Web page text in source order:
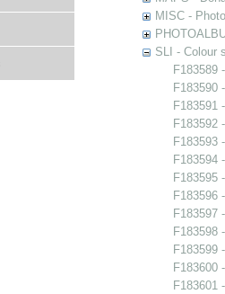
MISC -
SLI - Colour
F183589
F183590
F183591
F183592
F183593
F183594
F183595
F183596
F183597
F183598
F183599
F183600
F183601